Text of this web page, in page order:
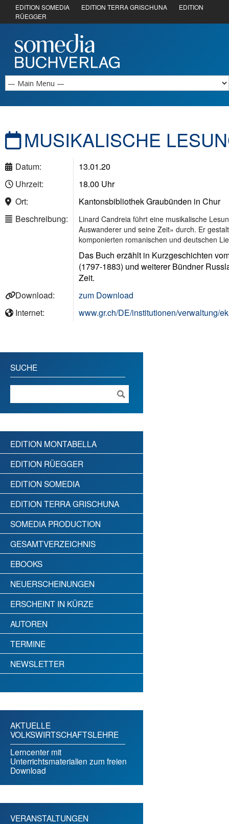
EDITION SOMEDIA EDITION TERRA GRISCHUNA
EDITION
RÜEGGER
MUSIKALISCHE
Datum:
13.01.20
Uhrzeit:
18.00 Uhr
Ort:
Kantonsbibliothek Graubünden in Chur
Beschreibung:
Linard Candreia führt eine musikalische
Auswanderer und seine Zeit» durch. Er
komponierten romanischen und deutschen
Das Buch erzählt in Kurzgeschichten
(1797-1883) und weiterer Bündner
Zeit.
Download:
zum Download
Internet:
www.gr.ch/DE/institutionen/verwaltung/
SUCHE
EDITION MONTABELLA
EDITION RÜEGGER
EDITION SOMEDIA
EDITION TERRA GRISCHUNA
SOMEDIA PRODUCTION
GESAMTVERZEICHNIS
EBOOKS
NEUERSCHEINUNGEN
ERSCHEINT IN KÜRZE
AUTOREN
TERMINE
NEWSLETTER
AKTUELLE
VOLKSWIRTSCHAFTSLEHRE
Lerncenter mit
Unterrichtsmaterialien zum freien
Download
VERANSTALTUNGEN